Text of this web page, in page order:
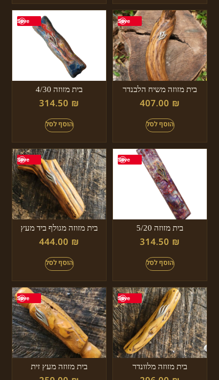
Save
בית מזוזה משיח הלבנדר
407.00 ₪
Save
בית מזוזה 4/30
314.50 ₪
Save
בית מזוזה 5/20
314.50 ₪
Save
בית מזוזה מגולף ביד מעץ
444.00 ₪
Save
בית מזוזה מלוונדר
Save
בית מזוזה מעץ זית